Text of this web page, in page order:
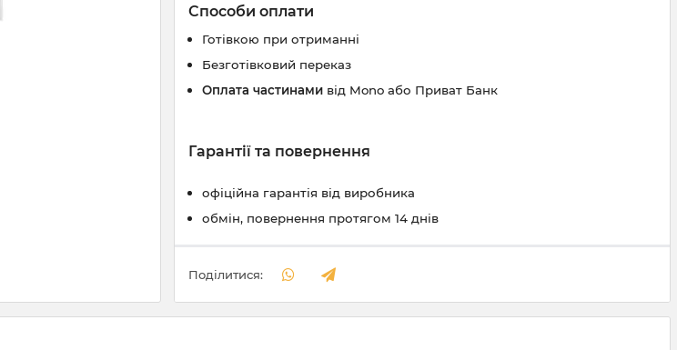
Способи оплати
Готівкою при отриманні
Безготівковий переказ
Оплата частинами від Mono або Приват Банк
Гарантії та повернення
офіційна гарантія від виробника
обмін, повернення протягом 14 днів
Поділитися: